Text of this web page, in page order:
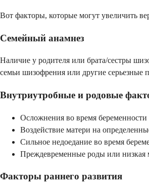
Вот факторы, которые могут увеличить
Семейный анамнез
Наличие у родителя или брата/сестры
семьи шизофрения или другие серьезные
Внутриутробные и родовые
Осложнения во время беременности
Воздействие матери на
Сильное недоедание во время
Преждевременные роды или низкая
Факторы раннего развития